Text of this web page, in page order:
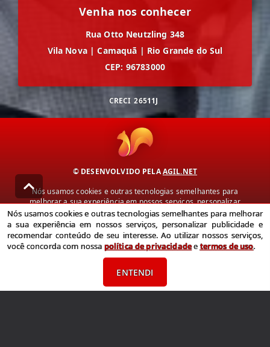
Venha nos conhecer
Rua Otto Neutzling 348
Vila Nova | Camaquã | Rio Grande do Sul
CEP: 96783000
CRECI 26511J
© DESENVOLVIDO PELAAGIL.NET
Nós usamos cookies e outras tecnologias semelhantes para
melhorar a sua experiência em nossos serviços, personalizar
publicidade e recomendar conteúdo de seu interesse. Ao utilizar
nossos serviços, você concorda com nossa política de privacidade e
termos de uso.
Política de Privacidade Termos de uso
Nós usamos cookies e outras tecnologias semelhantes para melhorar
a sua experiência em nossos serviços, personalizar publicidade e
recomendar conteúdo de seu interesse. Ao utilizar nossos serviços,
você concorda com nossa política de privacidadeetermos de uso.
ENTENDI